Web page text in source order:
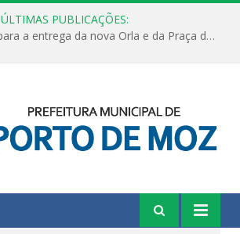
ÚLTIMAS PUBLICAÇÕES:
Últimos detalhes para a entrega da nova Orla e da Praça do Praião